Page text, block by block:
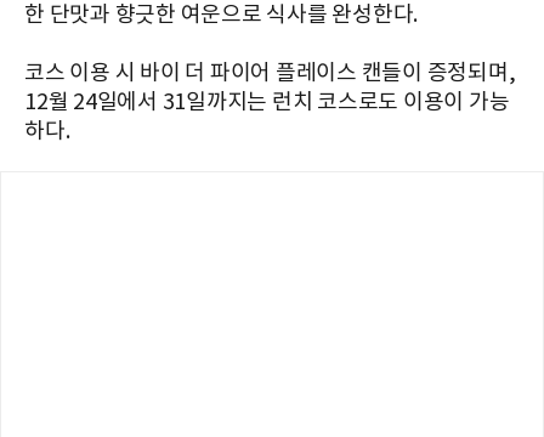
한 단맛과 향긋한 여운으로 식사를 완성한다.
코스 이용 시 바이 더 파이어 플레이스 캔들이 증정되며,
12월 24일에서 31일까지는 런치 코스로도 이용이 가능
하다.